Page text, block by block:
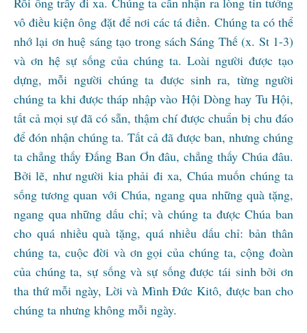
vô điều kiện ông đặt để nơi các tá điền. Chúng ta có thể
nhớ lại ơn huệ sáng tạo trong sách Sáng Thế (x. St 1-3)
và ơn hệ sự sống của chúng ta. Loài người được tạo
dựng, mỗi người chúng ta được sinh ra, từng người
chúng ta khi được tháp nhập vào Hội Dòng hay Tu Hội,
tất cả mọi sự đã có sẵn, thậm chí được chuẩn bị chu đáo
để đón nhận chúng ta. Tất cả đã được ban, nhưng chúng
ta chẳng thấy Đấng Ban Ơn đâu, chẳng thấy Chúa đâu.
Bởi lẽ, như người kia phải đi xa, Chúa muốn chúng ta
sống tương quan với Chúa, ngang qua những quà tặng,
ngang qua những dấu chỉ; và chúng ta được Chúa ban
cho quá nhiều quà tặng, quá nhiều dấu chỉ: bản thân
chúng ta, cuộc đời và ơn gọi của chúng ta, cộng đoàn
của chúng ta, sự sống và sự sống được tái sinh bởi ơn
tha thứ mỗi ngày, Lời và Mình Đức Kitô, được ban cho
chúng ta nhưng không mỗi ngày.